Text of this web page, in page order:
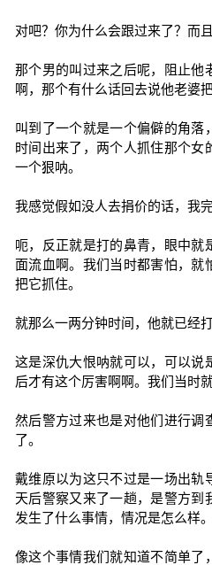
对吧？你为什么会跟过来了？而
那个男的叫过来之后呢，阻止他
啊，那个有什么话回去说他老婆
叫到了一个就是一个偏僻的角落
时间出来了，两个人抓住那个女
一个狠呐。
我感觉假如没人去捐价的话，我
呃，反正就是打的鼻青，眼中就
面流血啊。我们当时都害怕，就
把它抓住。
就那么一两分钟时间，他就已经
这是深仇大恨呐就可以，可以说
后才有这个厉害啊啊。我们当时
然后警方过来也是对他们进行调
了。
戴维原以为这只不过是一场出轨
天后警察又来了一趟，是警方到
发生了什么事情，情况是怎么样。
像这个事情我们就知道不简单了